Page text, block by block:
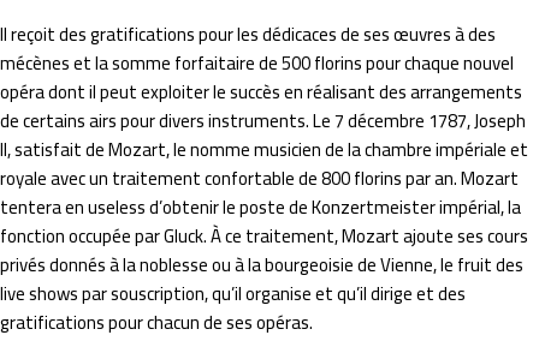
Il reçoit des gratifications pour les dédicaces de ses œuvres à des
mécènes et la somme forfaitaire de 500 florins pour chaque nouvel
opéra dont il peut exploiter le succès en réalisant des arrangements
de certains airs pour divers instruments. Le 7 décembre 1787, Joseph
II, satisfait de Mozart, le nomme musicien de la chambre impériale et
royale avec un traitement confortable de 800 florins par an. Mozart
tentera en useless d’obtenir le poste de Konzertmeister impérial, la
fonction occupée par Gluck. À ce traitement, Mozart ajoute ses cours
privés donnés à la noblesse ou à la bourgeoisie de Vienne, le fruit des
live shows par souscription, qu’il organise et qu’il dirige et des
gratifications pour chacun de ses opéras.